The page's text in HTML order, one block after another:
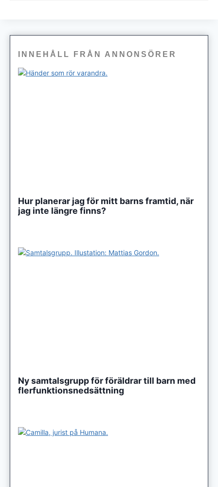
INNEHÅLL FRÅN ANNONSÖRER
Hur planerar jag för mitt barns framtid, när
jag inte längre finns?
Ny samtalsgrupp för föräldrar till barn med
flerfunktionsnedsättning